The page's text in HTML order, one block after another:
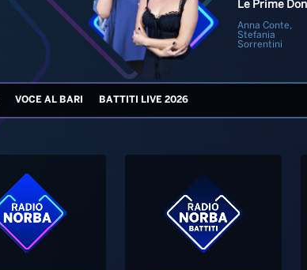
Anna Conte,
Stefania
Sorrentini
VOCE AL BARI BATTITI LIVE 2026